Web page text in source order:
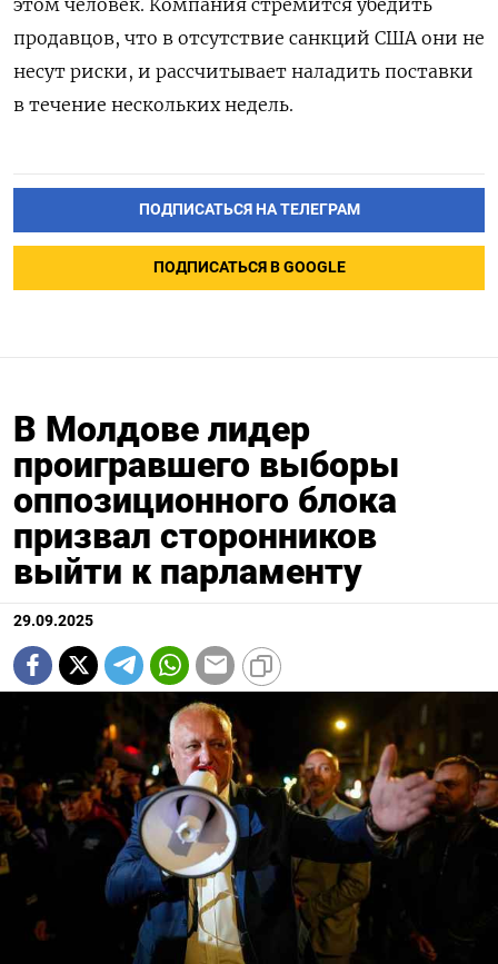
этом человек. Компания стремится убедить
продавцов, что в отсутствие санкций США они не
несут риски, и рассчитывает наладить поставки
в течение нескольких недель.
ПОДПИСАТЬСЯ НА ТЕЛЕГРАМ
ПОДПИСАТЬСЯ В GOOGLE
В Молдове лидер
проигравшего выборы
оппозиционного блока
призвал сторонников
выйти к парламенту
29.09.2025